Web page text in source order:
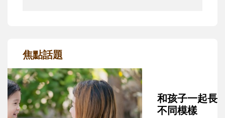
焦點話題
和孩子一起長大的那個男人│讀懂父親的
不同模樣